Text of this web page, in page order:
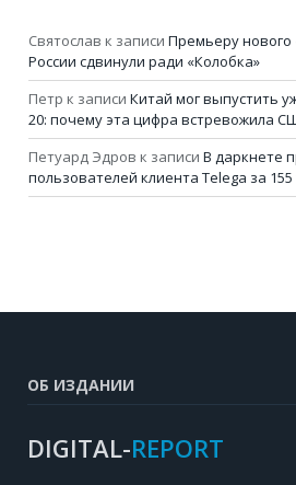
Святослав к записи Премьеру нового
России сдвинули ради «Колобка»
Петр к записи Китай мог выпустить
20: почему эта цифра встревожила
Петуард Эдров к записи В даркнете
пользователей клиента Telega за
ОБ ИЗДАНИИ
DIGITAL-REPORT